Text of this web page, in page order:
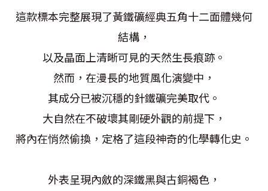
這款標本完整展現了黃鐵礦經典五角十二面體幾何
結構，
以及晶面上清晰可見的天然生長痕跡。
然而，在漫長的地質風化演變中，
其成分已被沉穩的針鐵礦完美取代。
大自然在不破壞其剛硬外觀的前提下，
將內在悄然偷換，定格了這段神奇的化學轉化史。
外表呈現內斂的深鐵黑與古銅褐色，